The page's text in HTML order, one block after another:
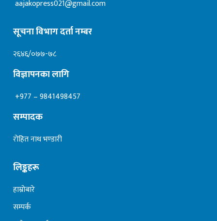
aajakopress021@gmail.com
सूचना विभाग दर्ता नम्बर
२६४६/०७७-७८
विज्ञापनका लागि
+977 – 9841498457
सम्पादक
रोहित नाथ भण्डारी
लिङ्कहरू
हाम्रोबारे
सम्पर्क